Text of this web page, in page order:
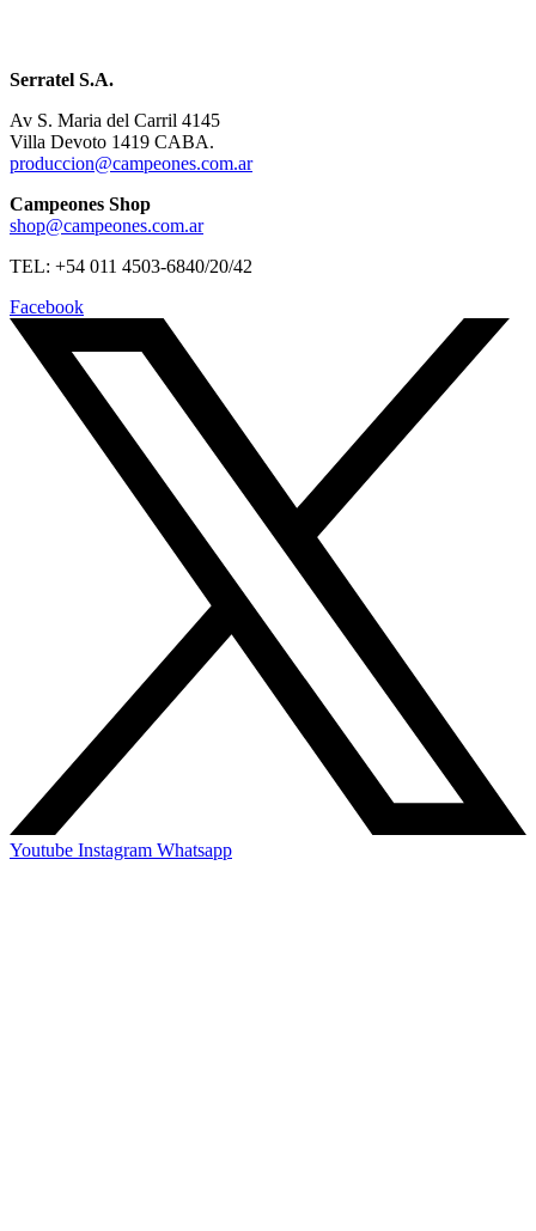
Serratel S.A.
Av S. Maria del Carril 4145
Villa Devoto 1419 CABA.
produccion@campeones.com.ar
Campeones Shop
shop@campeones.com.ar
TEL: +54 011 4503-6840/20/42
Facebook
Youtube Instagram Whatsapp